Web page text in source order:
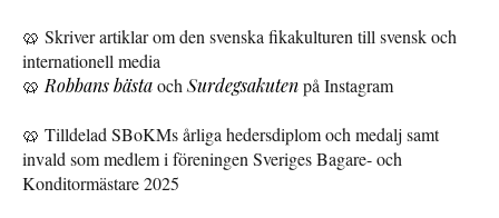
🥨 Skriver artiklar om den svenska fikakulturen till svensk och
internationell media
🥨 Robbans bästaoch Surdegsakutenpå Instagram
🥨 Tilldelad SBoKMs årliga hedersdiplom och medalj samt
invald som medlem i föreningen Sveriges Bagare- och
Konditormästare 2025